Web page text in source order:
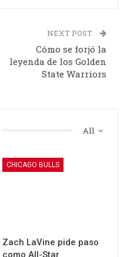
NEXT POST
Cómo se forjó la
leyenda de los Golden
State Warriors
All
CHICAGO BULLS
Zach LaVine pide paso
como All-Star